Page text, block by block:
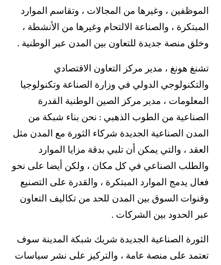
الموظفين ، وغيرها من المجالات ، وتقاسم الموارد
المبتكرة ، والصناعة الالتحام وغيرها من الأنشطة ،
وخلق منصة جديدة للتعاون بين المدن عبر الوطنية .
تشنغ هونغ ، مدير مركز التعاون الاقتصادي
والتكنولوجي الدولي في وزارة الصناعة وتكنولوجيا
المعلومات ، مدير مركز الصين الوطنية القدرة
الصناعية من الطوب الذهبي : نحن بناء شبكة من
المدن الصناعية الجديدة شركاء الثورة مع المدن مثل
العقد ، والتي يمكن أن تلبي بدقة مزايا الموارد
والطلب الصناعي في كل مكان ، ولكن أيضا على نحو
فعال يدمج الموارد المبتكرة ، والقدرة على التصنيع
وقنوات السوق بين المدن للحد من تكاليف التعاون
عبر الحدود بين الشركات .
الثورة الصناعية الجديدة شريك شبكة المدينة سوف
تعتمد على منصة عامة ، والتركيز على نشر سياسات